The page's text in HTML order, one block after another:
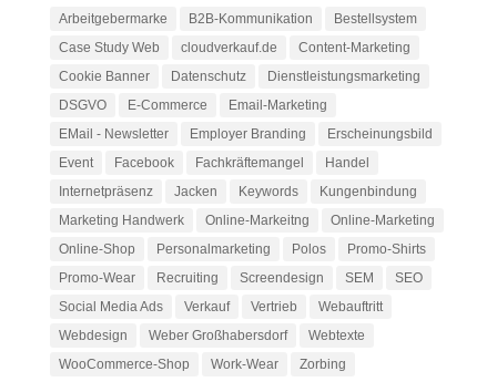
Arbeitgebermarke B2B-Kommunikation
Bestellsystem
Case Study Web
cloudverkauf.de
Content-Marketing
Cookie Banner
Datenschutz
Dienstleistungsmarketing
DSGVO
E-Commerce
Email-Marketing
EMail - Newsletter
Employer Branding
Erscheinungsbild
Event
Facebook Fachkräftemangel
Handel
Internetpräsenz
Jacken Keywords
Kungenbindung
Marketing Handwerk
Online-Markeitng
Online-Marketing
Online-Shop
Personalmarketing Polos
Promo-Shirts
Promo-Wear
Recruiting Screendesign SEM
SEO
Social Media Ads
Verkauf Vertrieb
Webauftritt
Webdesign
Weber Großhabersdorf
Webtexte
WooCommerce-Shop
Work-Wear Zorbing